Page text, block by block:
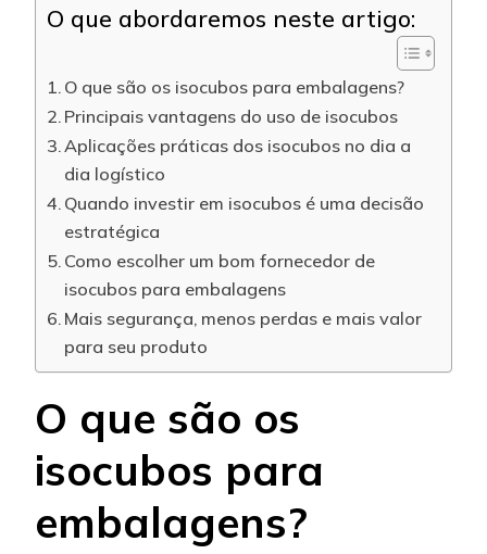
O que abordaremos neste artigo:
O que são os isocubos para embalagens?
Principais vantagens do uso de isocubos
Aplicações práticas dos isocubos no dia a
dia logístico
Quando investir em isocubos é uma decisão
estratégica
Como escolher um bom fornecedor de
isocubos para embalagens
Mais segurança, menos perdas e mais valor
para seu produto
O que são os
isocubos para
embalagens?